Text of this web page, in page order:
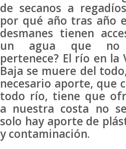
de secanos a
por qué año tras año
desmanes tienen
un agua que no
pertenece? El río en la
Baja se muere del
necesario aporte, que
todo río, tiene que
a nuestra costa no
solo hay aporte de
y contaminación.